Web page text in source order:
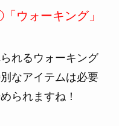
ウォーキング」
れるウォーキング
なアイテムは必要
られますね！